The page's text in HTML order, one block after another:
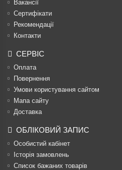
Вакансії
Сертифікати
Рекомендації
Контакти
СЕРВІС
Оплата
Повернення
Умови користування сайтом
Мапа сайту
Доставка
ОБЛІКОВИЙ ЗАПИС
Особистий кабінет
Історія замовлень
Список бажаних товарів